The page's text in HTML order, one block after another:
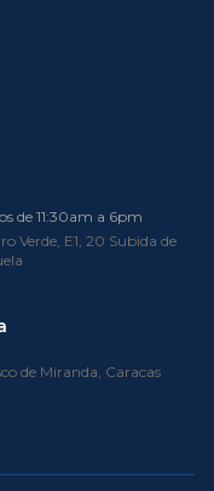
de 11:30am a 6pm
Verde, E1, 20 Subida de
de Miranda, Caracas